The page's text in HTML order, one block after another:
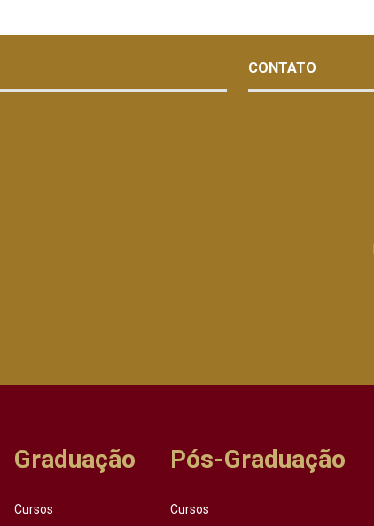
CONTATO
Graduação
Cursos
Pós-Graduação
Cursos